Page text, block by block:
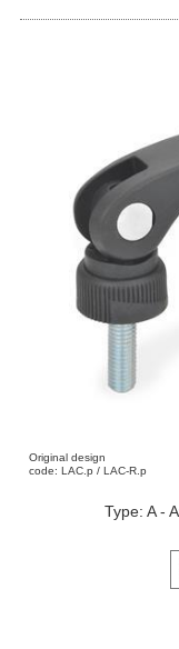
Original design
code: LAC.p / LAC-R.p
Type: A -